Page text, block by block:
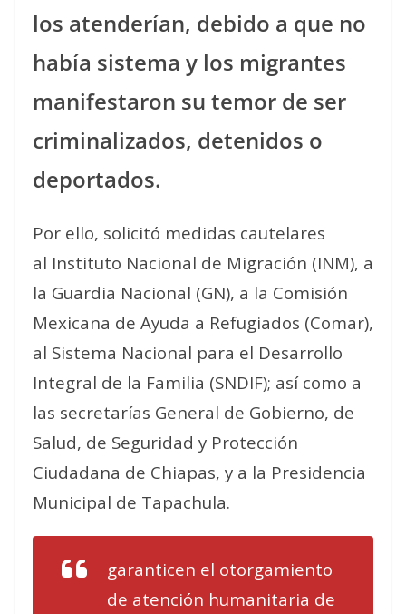
los atenderían, debido a que no
había sistema y los migrantes
manifestaron su temor de ser
criminalizados, detenidos o
deportados.
Por ello, solicitó medidas cautelares
al Instituto Nacional de Migración (INM), a
la Guardia Nacional (GN), a la Comisión
Mexicana de Ayuda a Refugiados (Comar),
al Sistema Nacional para el Desarrollo
Integral de la Familia (SNDIF); así como a
las secretarías General de Gobierno, de
Salud, de Seguridad y Protección
Ciudadana de Chiapas, y a la Presidencia
Municipal de Tapachula.
garanticen el otorgamiento
de atención humanitaria de